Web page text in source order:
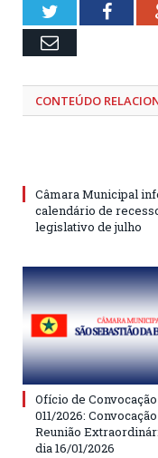
Twitter
Email
CONTEÚDO
Câmara Municipal
calendário de
legislativo de julho
Ofício de Convocação
011/2026:
Reunião
dia 16/01/2026